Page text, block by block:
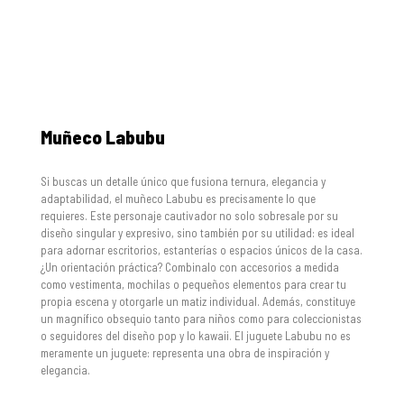
Muñeco Labubu
Si buscas un detalle único que fusiona ternura, elegancia y
adaptabilidad, el muñeco Labubu es precisamente lo que
requieres. Este personaje cautivador no solo sobresale por su
diseño singular y expresivo, sino también por su utilidad: es ideal
para adornar escritorios, estanterías o espacios únicos de la casa.
¿Un orientación práctica? Combinalo con accesorios a medida
como vestimenta, mochilas o pequeños elementos para crear tu
propia escena y otorgarle un matiz individual. Además, constituye
un magnífico obsequio tanto para niños como para coleccionistas
o seguidores del diseño pop y lo kawaii. El juguete Labubu no es
meramente un juguete: representa una obra de inspiración y
elegancia.